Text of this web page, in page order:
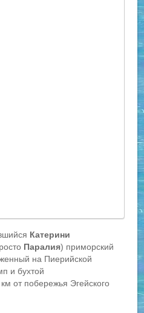
Катерини
Паралия) приморский
на Пиерийской
и бухтой
от побережья Эгейского